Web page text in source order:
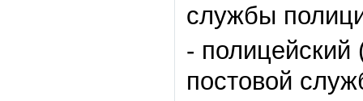
службы
- полицейский
постовой